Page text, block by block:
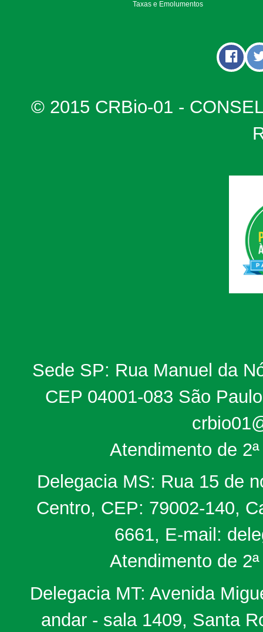
Taxas e Emolumentos
© 2015 CRBio-01 -
Sede SP: Rua Manuel da
CEP 04001-083 São
Atendimento de
Delegacia MS: Rua 15 de
Centro, CEP: 79002-140,
6661, E-mail:
Atendimento de
Delegacia MT: Avenida
andar - sala 1409, Santa